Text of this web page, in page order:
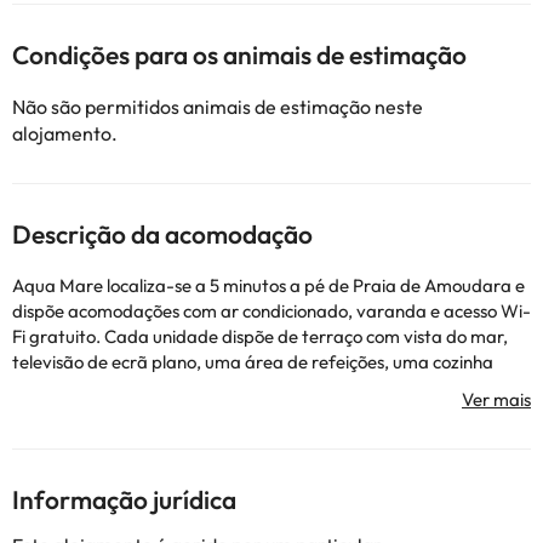
Condições para os animais de estimação
Não são permitidos animais de estimação neste
alojamento.
Descrição da acomodação
Aqua Mare localiza-se a 5 minutos a pé de Praia de Amoudara e
dispõe acomodações com ar condicionado, varanda e acesso Wi-
Fi gratuito. Cada unidade dispõe de terraço com vista do mar,
televisão de ecrã plano, uma área de refeições, uma cozinha
bem equipada e uma casa de banho privativa com banheira,
produtos de higiene pessoal gratuitos e um secador de cabelo.
de carros. Muralhas Venezianas fica a 5 km de Aqua Mare,
enquanto Museu Arqueológico de Heraklion fica a 6 km da
Informação jurídica